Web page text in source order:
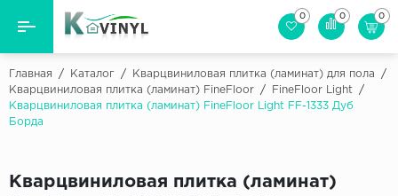
Назад
Виниловая пол (плитка)
Назад
Бренд
Кварцвиниловая плитка
0 0 0
Главная / Каталог / Кварцвиниловая плитка (ламинат) для пола
/
Кварцвиниловая плитка (ламинат) FineFloor
/ FineFloor Light
/
Кварцвиниловая плитка (ламинат) FineFloor Light FF-1333 Дуб
Борда
Кварцвиниловая плитка (ламинат)